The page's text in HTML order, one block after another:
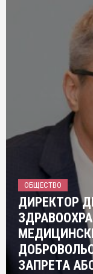
ОБЩЕСТВО
ДИРЕКТОР
ЗАПРЕТА